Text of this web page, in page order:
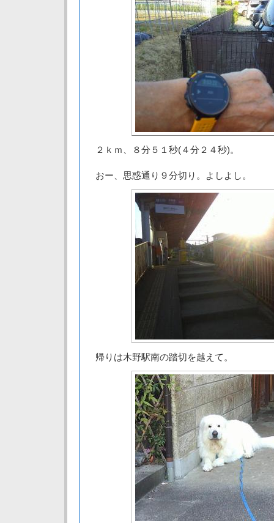
２ｋｍ、８分５１秒(４分２４秒)。
おー、思惑通り９分切り。よしよし。
帰りは木野駅南の踏切を越えて。